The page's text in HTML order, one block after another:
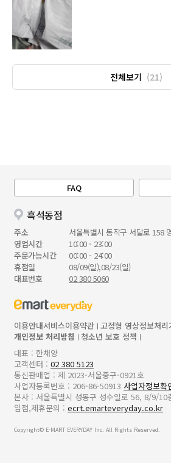
전체보기 (21)
FAQ
흑석동점
주소
서울특별시 동작구 서달로 158
영업시간
10:00 - 23:00
주문가능시간
00:00 - 24:00
휴점일
08/09(일),08/23(일)
대표번호
02 380 5060
이용안내서비스이용약관 고정형 영상정보처리
개인정보 처리방침
청소년 보호 정책
대표 : 한채양
고객센터 : 02 380 5123
통신판매업 : 제 2023-서울중구-0921호
사업자등록번호 : 206-86-50913 사업자정보확
본사 : 서울특별시 성동구 성수일로 56, 8/9/10
입점,제휴문의 : ecrt.emarteveryday.co.kr
Copyright© E-MART EVERYDAY Inc. All Rights Reserved.